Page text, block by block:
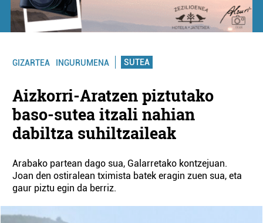
GIZARTEA INGURUMENA SUTEA
Aizkorri-Aratzen piztutako
baso-sutea itzali nahian
dabiltza suhiltzaileak
Arabako partean dago sua, Galarretako kontzejuan.
Joan den ostiralean tximista batek eragin zuen sua, eta
gaur piztu egin da berriz.